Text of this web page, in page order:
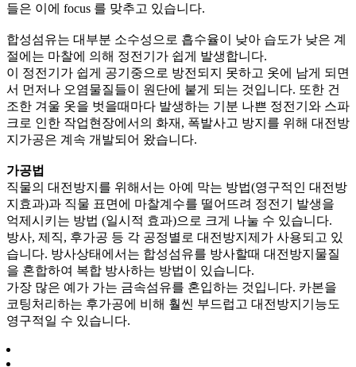
들은 이에 focus 를 맞추고 있습니다.
합성섬유는 대부분 소수성으로 흡수율이 낮아 습도가 낮은 계
절에는 마찰에 의해 정전기가 쉽게 발생합니다.
이 정전기가 쉽게 공기중으로 방전되지 못하고 옷에 남게 되면
서 먼저나 오염물질들이 원단에 붙게 되는 것입니다. 또한 건
조한 겨울 옷을 벗을때마다 발생하는 기분 나쁜 정전기와 스파
크로 인한 작업현장에서의 화재, 폭발사고 방지를 위해 대전방
지가공은 계속 개발되어 왔습니다.
가공법
직물의 대전방지를 위해서는 아예 막는 방법(영구적인 대전방
지효과)과 직물 표면에 마찰계수를 떨어뜨려 정전기 발생을
억제시키는 방법 (일시적 효과)으로 크게 나눌 수 있습니다.
방사, 제직, 후가공 등 각 공정별로 대전방지제가 사용되고 있
습니다. 방사상태에서는 합성섬유를 방사할때 대전방지물질
을 혼합하여 복합 방사하는 방법이 있습니다.
가장 많은 예가 가는 금속섬유를 혼입하는 것입니다. 카본을
코팅처리하는 후가공에 비해 훨씬 부드럽고 대전방지기능도
영구적일 수 있습니다.